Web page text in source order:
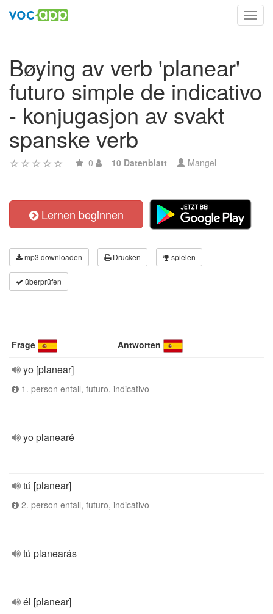
Bøying av verb 'planear'
futuro simple de indicativo
- konjugasjon av svakt
spanske verb
0 10 Datenblatt Mangel
Lernen beginnen
mp3 downloaden Drucken spielen
überprüfen
Frage Antworten
yo [planear]
1. person entall, futuro, indicativo
yo planearé
tú [planear]
2. person entall, futuro, indicativo
tú planearás
él [planear]